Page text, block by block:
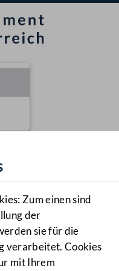
Zum einen sind
der
sie für die
verarbeitet. Cookies
mit Ihrem